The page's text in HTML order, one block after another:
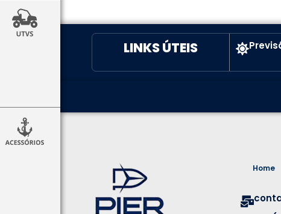
LINKS ÚTEIS
Home